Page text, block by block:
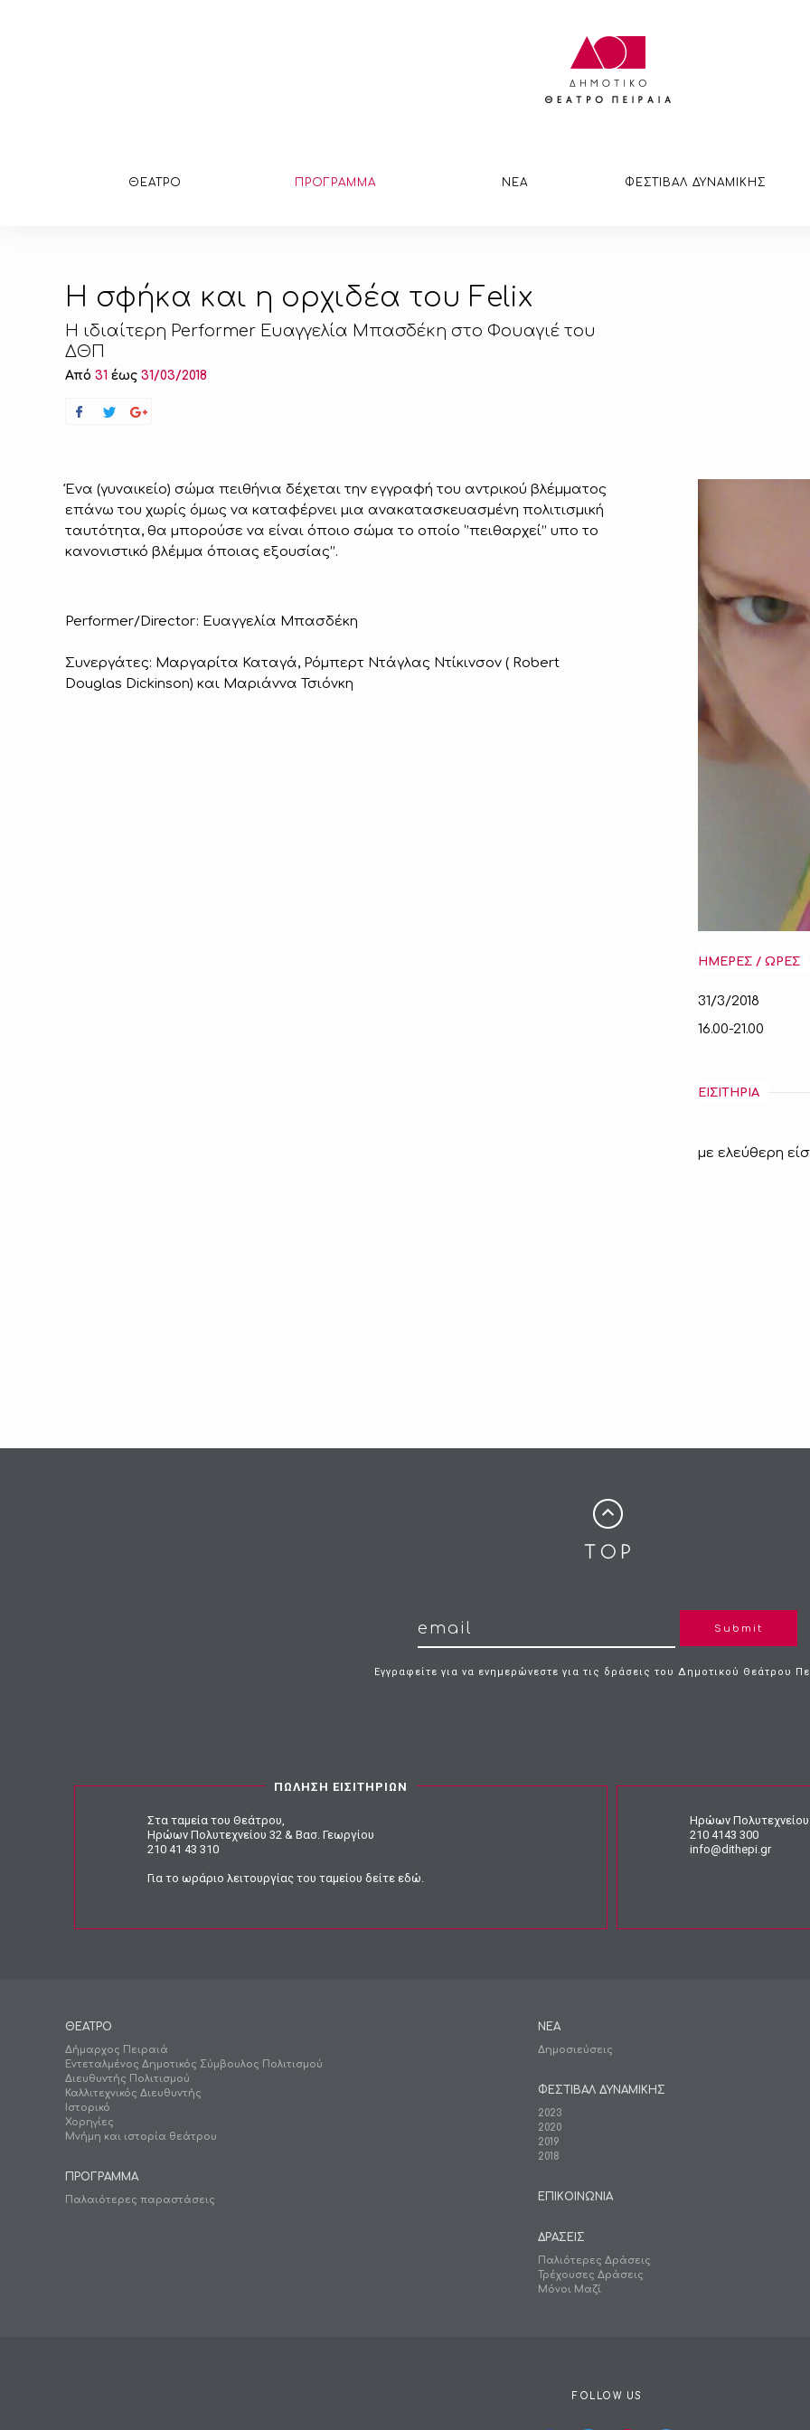
ΘΕΑΤΡΟ ΠΡΟΓΡΑΜΜΑ ΝΕΑ ΦΕΣΤΙΒΑΛ ΔΥΝΑΜΙΚΗΣ
Η σφήκα και η ορχιδέα του Felix
Η ιδιαίτερη Performer Ευαγγελία Μπασδέκη στο Φουαγιέ του
ΔΘΠ
Από 31 έως 31/03/2018
Ένα (γυναικείο) σώμα πειθήνια δέχεται την εγγραφή του αντρικού βλέμματος
επάνω του χωρίς όμως να καταφέρνει μια ανακατασκευασμένη πολιτισμική
ταυτότητα, θα μπορούσε να είναι όποιο σώμα το οποίο ‘’πειθαρχεί’’ υπο το
κανονιστικό βλέμμα όποιας εξουσίας’’.
Performer/Director: Ευαγγελία Μπασδέκη
Συνεργάτες: Μαργαρίτα Καταγά, Ρόμπερτ Ντάγλας Ντίκινσον ( Robert
Douglas Dickinson) και Μαριάννα Τσιόνκη
ΗΜΕΡΕΣ / ΩΡΕΣ
31/3/2018
16.00-21.00
ΕΙΣΙΤΗΡΙΑ
με ελεύθερη
Submit
Εγγραφείτε για να ενημερώνεστε για τις δράσεις του Δημοτικού Θεάτρου
ΠΩΛΗΣΗ ΕΙΣΙΤΗΡΙΩΝ
Στα ταμεία του Θεάτρου,
Ηρώων Πολυτεχνείου 32 & Βασ. Γεωργίου
210 41 43 310
Για το ωράριο λειτουργίας του ταμείου δείτε εδώ.
Ηρώων
210 4143 300
info@dithepi.gr
ΘΕΑΤΡΟ
Δήμαρχος Πειραιά
Εντεταλμένος Δημοτικός Σύμβουλος Πολιτισμού
Διευθυντής Πολιτισμού
Καλλιτεχνικός Διευθυντής
Ιστορικό
Χορηγίες
Μνήμη και ιστορία θεάτρου
ΠΡΟΓΡΑΜΜΑ
Παλαιότερες παραστάσεις
ΝΕΑ
Δημοσιεύσεις
ΦΕΣΤΙΒΑΛ ΔΥΝΑΜΙΚΗΣ
2023
2020
2019
2018
ΕΠΙΚΟΙΝΩΝΙΑ
ΔΡΑΣΕΙΣ
Παλιότερες Δράσεις
Τρέχουσες Δράσεις
Μόνοι Μαζί
FOLLOW US